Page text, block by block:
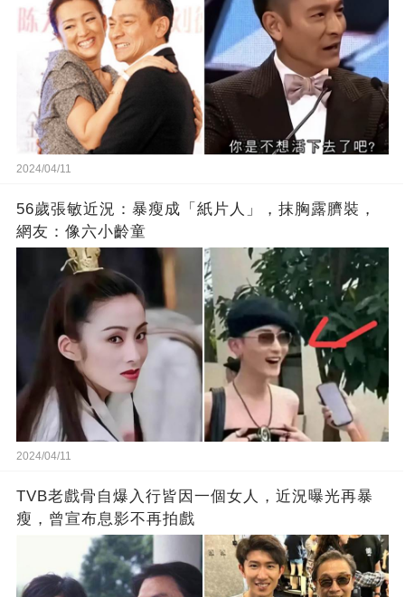
2024/04/11
56歲張敏近況：暴瘦成「紙片人」，抹胸露臍裝，
網友：像六小齡童
2024/04/11
TVB老戲骨自爆入行皆因一個女人，近況曝光再暴
瘦，曾宣布息影不再拍戲